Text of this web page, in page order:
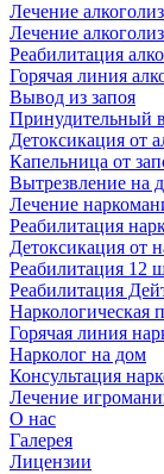
Лечение
Лечение
Реабилитация
Горячая линия
Вывод из запоя
Принудительный
Детоксикация от
Капельница от
Вытрезвление на
Лечение
Реабилитация
Детоксикация от
Реабилитация 12
Реабилитация
Наркологическая
Горячая линия
Нарколог на дом
Консультация
Лечение
О нас
Галерея
Лицензии